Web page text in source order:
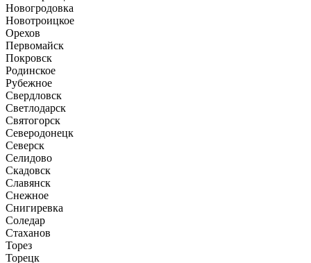
Новогродовка
Новотроицкое
Орехов
Первомайск
Покровск
Родинское
Рубежное
Свердловск
Светлодарск
Святогорск
Северодонецк
Северск
Селидово
Скадовск
Славянск
Снежное
Снигиревка
Соледар
Стаханов
Торез
Торецк